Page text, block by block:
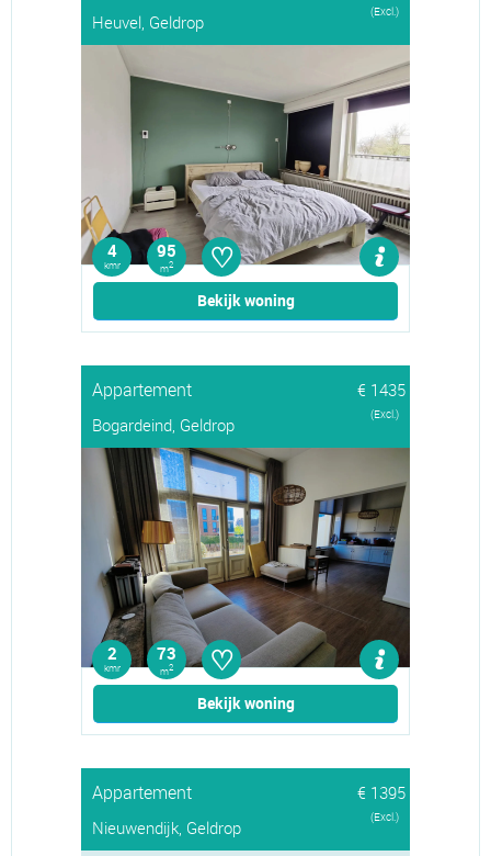
Heuvel, Geldrop
(Excl.)
4
kmr
95
m2 ♡
Bekijk woning
Appartement
€ 1435
Bogardeind, Geldrop
(Excl.)
2
kmr
73
m2 ♡
Bekijk woning
Appartement
€ 1395
Nieuwendijk, Geldrop
(Excl.)